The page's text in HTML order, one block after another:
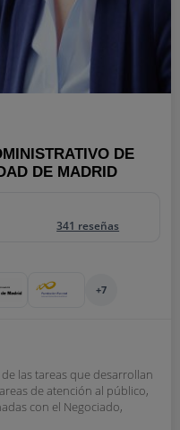
DE
DE MADRID
341 reseñas
+7
las tareas que desarrollan
de atención al público,
con el Negociado,